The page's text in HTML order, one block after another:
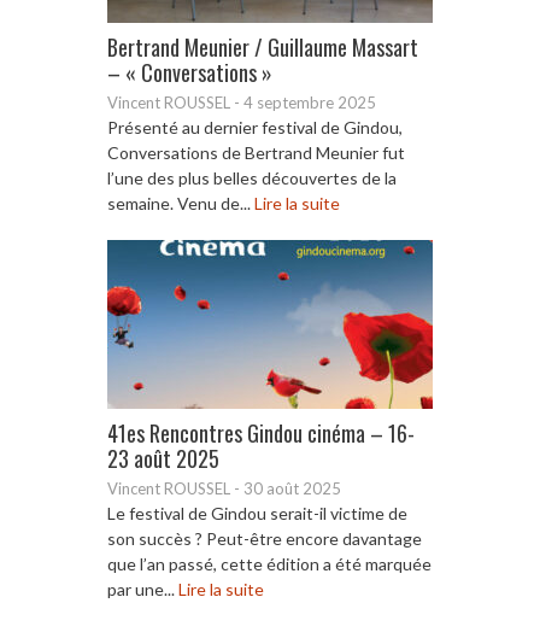
Bertrand Meunier / Guillaume Massart
– « Conversations »
Vincent ROUSSEL - 4 septembre 2025
Présenté au dernier festival de Gindou,
Conversations de Bertrand Meunier fut
l’une des plus belles découvertes de la
semaine. Venu de...Lire la suite
41es Rencontres Gindou cinéma – 16-
23 août 2025
Vincent ROUSSEL - 30 août 2025
Le festival de Gindou serait-il victime de
son succès ? Peut-être encore davantage
que l’an passé, cette édition a été marquée
par une...Lire la suite